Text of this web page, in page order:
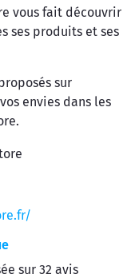
vous fait découvrir
ses produits et ses
sur
envies dans les
sur 32 avis